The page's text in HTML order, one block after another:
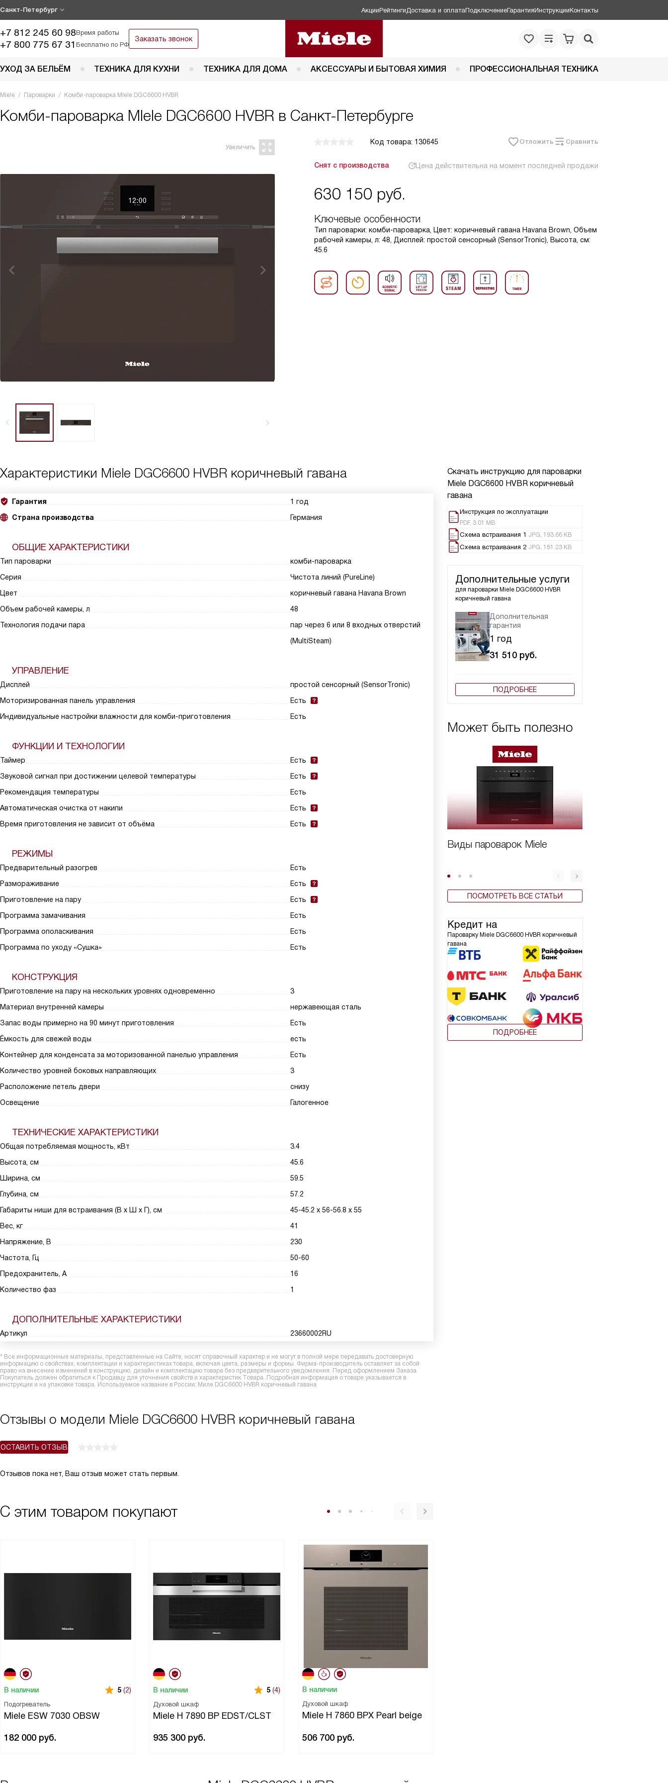
Санкт-Петербург АкцииРейтинги Доставка и оплатаПодключениеГарантияИнструкцииКонтакты
+7 812 245 60 98Время работы
+7 800 775 67 31 Бесплатно по РФ
Заказать звонок
УХОД ЗА БЕЛЬЁМ ТЕХНИКА ДЛЯ КУХНИ ТЕХНИКА ДЛЯ ДОМА АКСЕССУАРЫ И БЫТОВАЯ ХИМИЯ ПРОФЕССИОНАЛЬНАЯ ТЕХНИКА
Miele Пароварки Комби-пароварка MIele DGC6600 HVBR
Комби-пароварка MIele DGC6600 HVBR в Санкт-Петербурге
Код товара: 130645 Отложить Сравнить
Снят с производства Цена действительна на момент последней продажи
630 150 руб.
Ключевые особенности
Тип пароварки: комби-пароварка, Цвет: коричневый гавана Havana Brown, Объем
рабочей камеры, л: 48, Дисплей: простой сенсорный (SensorTronic), Высота, см:
45.6
Скачать инструкцию для пароварки
Miele DGC6600 HVBR коричневый
гавана
Инструкция по эксплуатации
PDF, 3.01 MB
Схема встраивания 1 JPG, 193.66 KB
Схема встраивания 2 JPG, 181.23 KB
Дополнительные услуги
для пароварки Miele DGC6600 HVBR
коричневый гавана
Дополнительная
гарантия
1 год
31 510 руб.
ПОДРОБНЕЕ
Может быть полезно
Виды пароварок Miele
ПОСМОТРЕТЬ ВСЕ СТАТЬИ
Кредит на
Пароварку Miele DGC6600 HVBR коричневый
гавана
ПОДРОБНЕЕ
Характеристики Miele DGC6600 HVBR коричневый гавана
Гарантия
1 год
Страна производства
Германия
ОБЩИЕ ХАРАКТЕРИСТИКИ
Тип пароварки
комби-пароварка
Серия
Чистота линий (PureLine)
Цвет
коричневый гавана Havana Brown
Объем рабочей камеры, л
48
Технология подачи пара
пар через 6 или 8 входных отверстий
(MultiSteam)
УПРАВЛЕНИЕ
Дисплей
простой сенсорный (SensorTronic)
Моторизированная панель управления
Есть
Индивидуальные настройки влажности для комби-приготовления
Есть
ФУНКЦИИ И ТЕХНОЛОГИИ
Таймер
Есть
Звуковой сигнал при достижении целевой температуры
Есть
Рекомендация температуры
Есть
Автоматическая очистка от накипи
Есть
Время приготовления не зависит от объёма
Есть
РЕЖИМЫ
Предварительный разогрев
Есть
Размораживание
Есть
Приготовление на пару
Есть
Программа замачивания
Есть
Программа ополаскивания
Есть
Программа по уходу «Сушка»
Есть
КОНСТРУКЦИЯ
Приготовление на пару на нескольких уровнях одновременно
3
Материал внутренней камеры
нержавеющая сталь
Запас воды примерно на 90 минут приготовления
Есть
Ёмкость для свежей воды
есть
Контейнер для конденсата за моторизованной панелью управления
Есть
Количество уровней боковых направляющих
3
Расположение петель двери
снизу
Освещение
Галогенное
ТЕХНИЧЕСКИЕ ХАРАКТЕРИСТИКИ
Общая потребляемая мощность, кВт
3.4
Высота, см
45.6
Ширина, см
59.5
Глубина, см
57.2
Габариты ниши для встраивания (В х Ш х Г), см
45-45.2 х 56-56.8 х 55
Вес, кг
41
Напряжение, В
230
Частота, Гц
50-60
Предохранитель, А
16
Количество фаз
1
ДОПОЛНИТЕЛЬНЫЕ ХАРАКТЕРИСТИКИ
Артикул 23660002RU
* Все информационные материалы, представленные на Сайте, носят справочный характер и не могут в полной мере передавать достоверную
информацию о свойствах, комплектации и характеристиках товара, включая цвета, размеры и формы. Фирма-производитель оставляет за собой
право на внесение изменений в конструкцию, дизайн и комплектацию товара без предварительного уведомления. Перед оформлением Заказа
Покупатель должен обратиться к Продавцу для уточнения свойств и характеристик Товара. Подробная информация о товаре указывается в
инструкции и на упаковке товара. Используемое название в России: Миле DGC6600 HVBR коричневый гавана
Отзывы о модели Miele DGC6600 HVBR коричневый гавана
ОСТАВИТЬ ОТЗЫВ
Отзывов пока нет, Ваш отзыв может стать первым.
С этим товаром покупают
В наличии 5 (2)
Подогреватель
Miele ESW 7030 OBSW
182 000 руб.
В наличии 5 (4)
Духовой шкаф
Miele H 7890 BP EDST/CLST
935 300 руб.
В наличии
Духовой шкаф
Miele H 7860 BPX Pearl beige
506 700 руб.